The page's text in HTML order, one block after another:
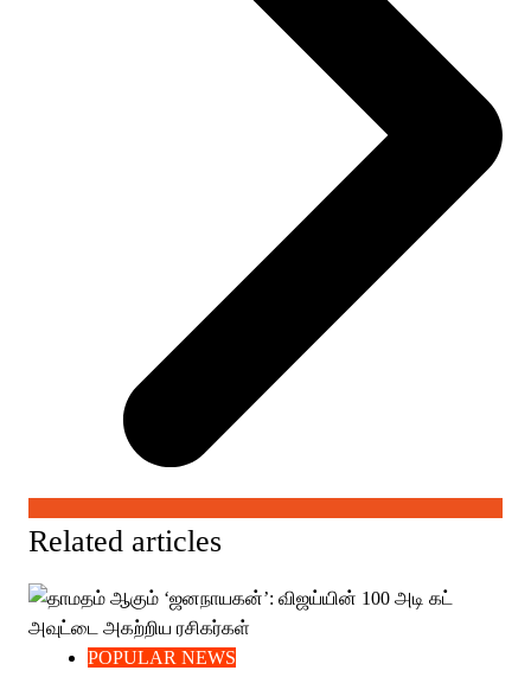
Related articles
POPULAR NEWS